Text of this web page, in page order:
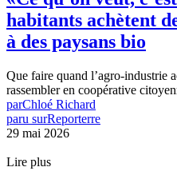
habitants achètent
à des paysans bio
Que faire quand l’agro-industrie
rassembler en coopérative
parChloé Richard
paru surReporterre
29 mai 2026
Lire plus